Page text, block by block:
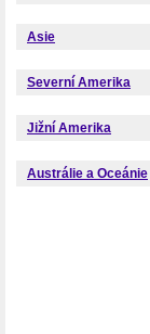
Asie
Severní Amerika
Jižní Amerika
Austrálie a Oceánie